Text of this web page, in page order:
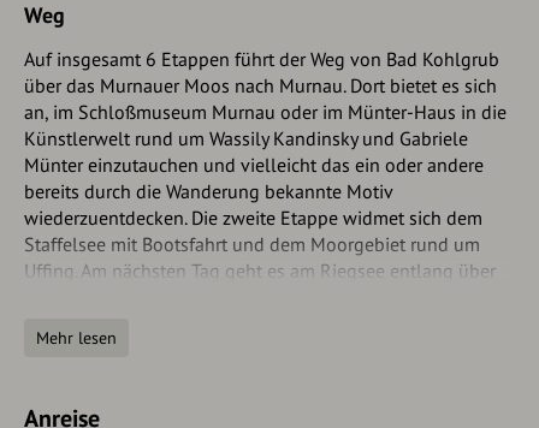
Weg
Auf insgesamt 6 Etappen führt der Weg von Bad Kohlgrub
über das Murnauer Moos nach Murnau. Dort bietet es sich
an, im Schloßmuseum Murnau oder im Münter-Haus in die
Künstlerwelt rund um Wassily Kandinsky und Gabriele
Münter einzutauchen und vielleicht das ein oder andere
bereits durch die Wanderung bekannte Motiv
wiederzuentdecken. Die zweite Etappe widmet sich dem
Staffelsee mit Bootsfahrt und dem Moorgebiet rund um
Uffing. Am nächsten Tag geht es am Riegsee entlang über
starten Sie Ihre nächste Etappe und gelangen vorbei am
können Sie die Kaulbach-Villa mit integriertem
Mehr lesen
Anreise